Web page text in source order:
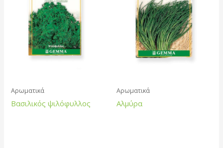
Αρωματικά
Βασιλικός ψιλόφυλλος
Αρωματικά
Αλμύρα